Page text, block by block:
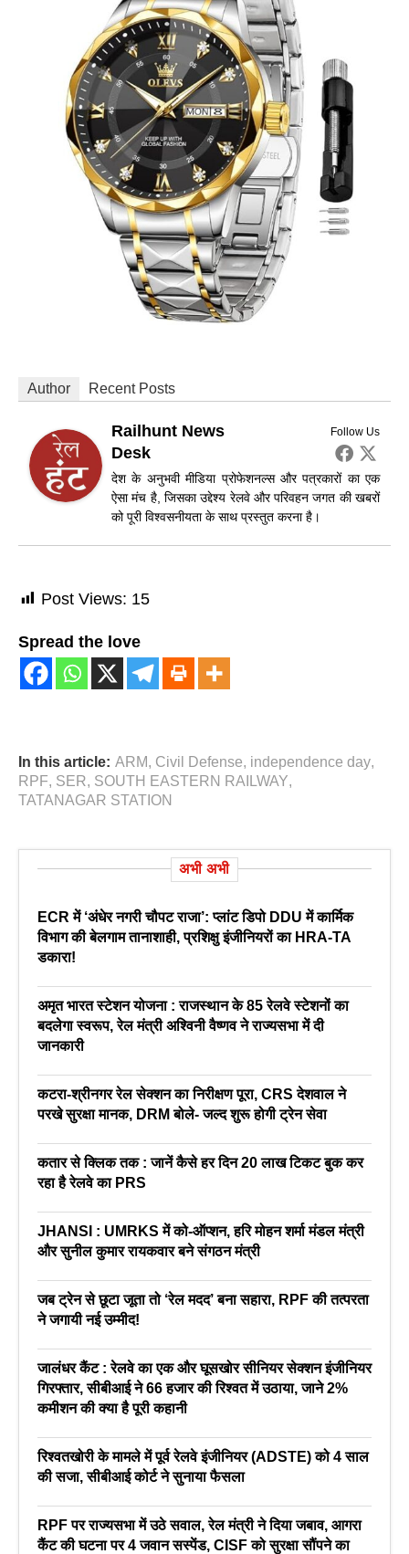
Author Recent Posts
Follow Us
Railhunt News
Desk
देश के अनुभवी मीडिया प्रोफेशनल्स और पत्रकारों का एक
ऐसा मंच है, जिसका उद्देश्य रेलवे और परिवहन जगत की खबरों
को पूरी विश्वसनीयता के साथ प्रस्तुत करना है।
Post Views: 15
Spread the love
In this article: ARM, Civil Defense, independence day,
RPF, SER, SOUTH EASTERN RAILWAY,
TATANAGAR STATION
अभी अभी
ECR में ‘अंधेर नगरी चौपट राजा’: प्लांट डिपो DDU में कार्मिक
विभाग की बेलगाम तानाशाही, प्रशिक्षु इंजीनियरों का HRA-TA
डकारा!
अमृत भारत स्टेशन योजना : राजस्थान के 85 रेलवे स्टेशनों का
बदलेगा स्वरूप, रेल मंत्री अश्विनी वैष्णव ने राज्यसभा में दी
जानकारी
कटरा-श्रीनगर रेल सेक्शन का निरीक्षण पूरा, CRS देशवाल ने
परखे सुरक्षा मानक, DRM बोले- जल्द शुरू होगी ट्रेन सेवा
कतार से क्लिक तक : जानें कैसे हर दिन 20 लाख टिकट बुक कर
रहा है रेलवे का PRS
JHANSI : UMRKS में को-ऑप्शन, हरि मोहन शर्मा मंडल मंत्री
और सुनील कुमार रायकवार बने संगठन मंत्री
जब ट्रेन से छूटा जूता तो ‘रेल मदद’ बना सहारा, RPF की तत्परता
ने जगायी नई उम्मीद!
जालंधर कैंट : रेलवे का एक और घूसखोर सीनियर सेक्शन इंजीनियर
गिरफ्तार, सीबीआई ने 66 हजार की रिश्वत में उठाया, जाने 2%
कमीशन की क्या है पूरी कहानी
रिश्वतखोरी के मामले में पूर्व रेलवे इंजीनियर (ADSTE) को 4 साल
की सजा, सीबीआई कोर्ट ने सुनाया फैसला
RPF पर राज्यसभा में उठे सवाल, रेल मंत्री ने दिया जबाव, आगरा
कैंट की घटना पर 4 जवान सस्पेंड, CISF को सुरक्षा सौंपने का